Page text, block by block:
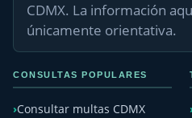
CDMX. La información
únicamente orientativa.
CONSULTAS POPULARES
Consultar multas CDMX